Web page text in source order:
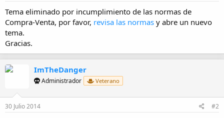
i
o
Tema eliminado por incumplimiento de las normas de
Compra-Venta, por favor, revisa las normas y abre un nuevo
tema.
Gracias.
ImTheDanger
Administrador Veterano
30 Julio 2014 #2